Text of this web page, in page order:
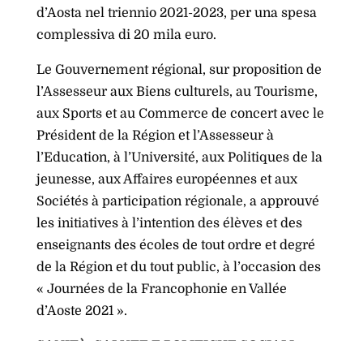
d’Aosta nel triennio 2021-2023, per una spesa
complessiva di 20 mila euro.
Le Gouvernement régional, sur proposition de
l’Assesseur aux Biens culturels, au Tourisme,
aux Sports et au Commerce de concert avec le
Président de la Région et l’Assesseur à
l’Education, à l’Université, aux Politiques de la
jeunesse, aux Affaires européennes et aux
Sociétés à participation régionale, a approuvé
les initiatives à l’intention des élèves et des
enseignants des écoles de tout ordre et degré
de la Région et du tout public, à l’occasion des
« Journées de la Francophonie en Vallée
d’Aoste 2021 ».